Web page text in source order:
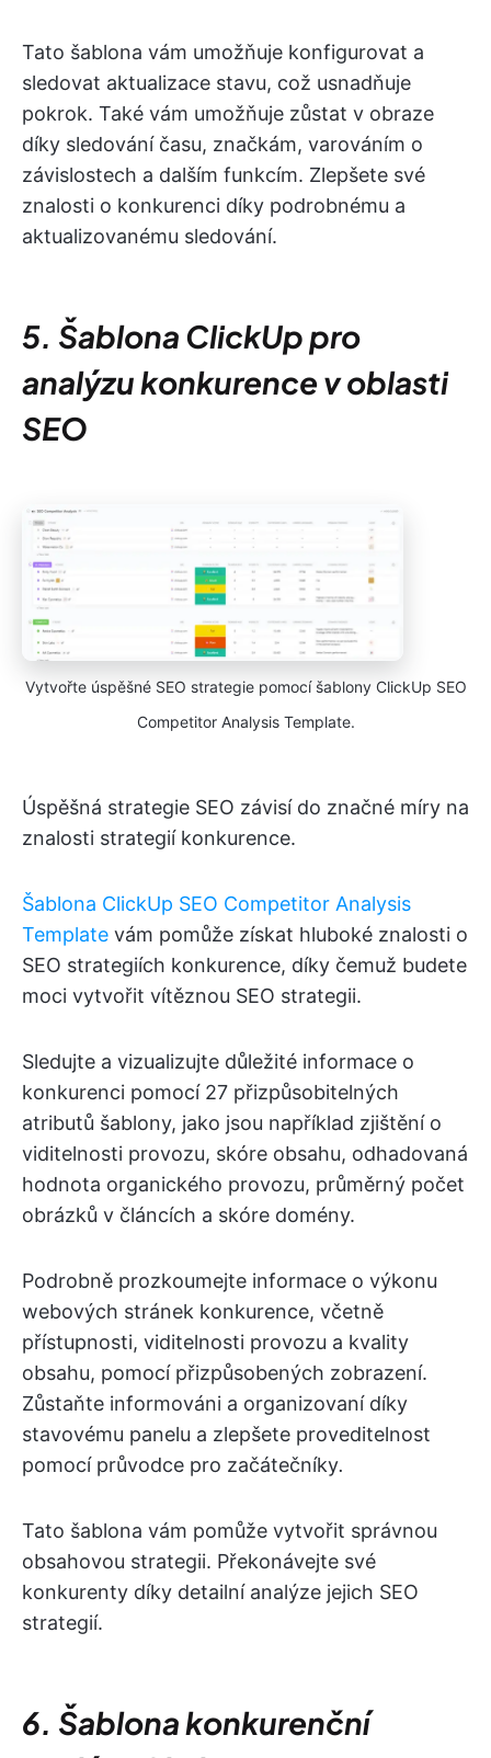
Tato šablona vám umožňuje konfigurovat a
sledovat aktualizace stavu, což usnadňuje
pokrok. Také vám umožňuje zůstat v obraze
díky sledování času, značkám, varováním o
závislostech a dalším funkcím. Zlepšete své
znalosti o konkurenci díky podrobnému a
aktualizovanému sledování.
5. Šablona ClickUp pro
analýzu konkurence v oblasti
SEO
Vytvořte úspěšné SEO strategie pomocí šablony ClickUp SEO
Competitor Analysis Template.
Úspěšná strategie SEO závisí do značné míry na
znalosti strategií konkurence.
Šablona ClickUp SEO Competitor Analysis
Template vám pomůže získat hluboké znalosti o
SEO strategiích konkurence, díky čemuž budete
moci vytvořit vítěznou SEO strategii.
Sledujte a vizualizujte důležité informace o
konkurenci pomocí 27 přizpůsobitelných
atributů šablony, jako jsou například zjištění o
viditelnosti provozu, skóre obsahu, odhadovaná
hodnota organického provozu, průměrný počet
obrázků v článcích a skóre domény.
Podrobně prozkoumejte informace o výkonu
webových stránek konkurence, včetně
přístupnosti, viditelnosti provozu a kvality
obsahu, pomocí přizpůsobených zobrazení.
Zůstaňte informováni a organizovaní díky
stavovému panelu a zlepšete proveditelnost
pomocí průvodce pro začátečníky.
Tato šablona vám pomůže vytvořit správnou
obsahovou strategii. Překonávejte své
konkurenty díky detailní analýze jejich SEO
strategií.
6. Šablona konkurenční